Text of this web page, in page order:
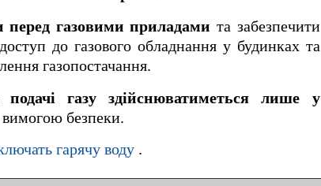
перед газовими приладами та забезпечити
до газового обладнання у будинках та
газопостачання.
подачі газу здійснюватиметься лише у
безпеки.
гарячу воду .